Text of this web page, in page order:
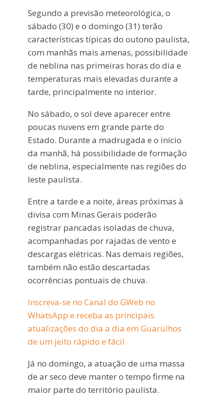
Segundo a previsão meteorológica, o
sábado (30) e o domingo (31) terão
características típicas do outono paulista,
com manhãs mais amenas, possibilidade
de neblina nas primeiras horas do dia e
temperaturas mais elevadas durante a
tarde, principalmente no interior.
No sábado, o sol deve aparecer entre
poucas nuvens em grande parte do
Estado. Durante a madrugada e o início
da manhã, há possibilidade de formação
de neblina, especialmente nas regiões do
leste paulista.
Entre a tarde e a noite, áreas próximas à
divisa com Minas Gerais poderão
registrar pancadas isoladas de chuva,
acompanhadas por rajadas de vento e
descargas elétricas. Nas demais regiões,
também não estão descartadas
ocorrências pontuais de chuva.
Inscreva-se no Canal do GWeb no
WhatsApp e receba as principais
atualizações do dia a dia em Guarulhos
de um jeito rápido e fácil
Já no domingo, a atuação de uma massa
de ar seco deve manter o tempo firme na
maior parte do território paulista.